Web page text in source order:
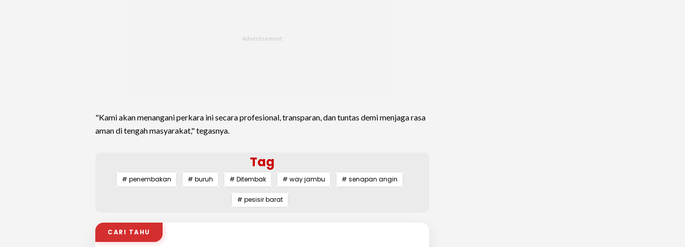
"Kami akan menangani perkara ini secara profesional, transparan, dan tuntas demi menjaga rasa
aman di tengah masyarakat," tegasnya.
Tag
# penembakan # buruh # Ditembak # way jambu # senapan angin
# pesisir barat
CARI TAHU